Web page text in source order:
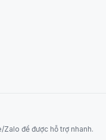
để được hỗ trợ nhanh.